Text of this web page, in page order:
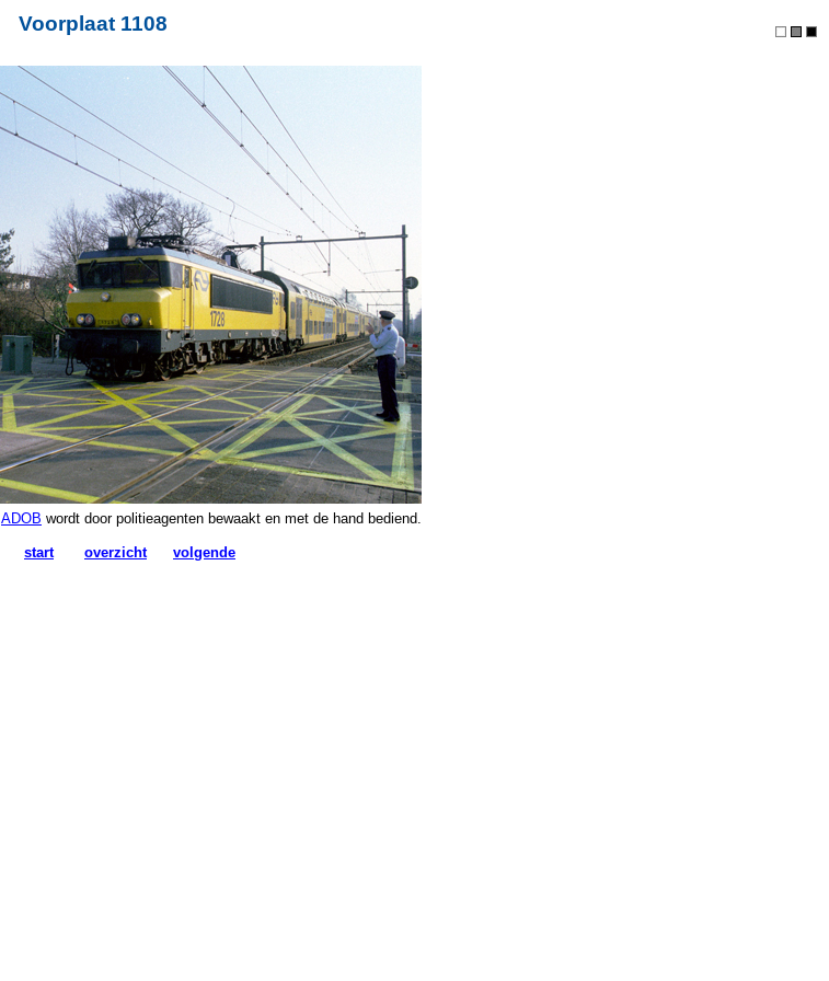
Voorplaat 1108
ADOB wordt door politieagenten bewaakt en met de hand bediend.
start overzicht volgende